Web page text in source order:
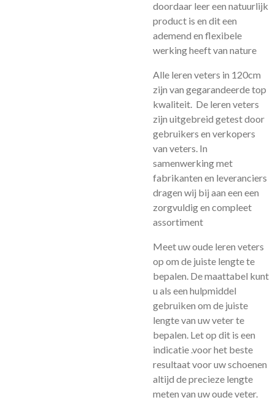
doordaar leer een natuurlijk
product is en dit een
ademend en flexibele
werking heeft van nature
Alle leren veters in 120cm
zijn van gegarandeerde top
kwaliteit. De leren veters
zijn uitgebreid getest door
gebruikers en verkopers
van veters. In
samenwerking met
fabrikanten en leveranciers
dragen wij bij aan een een
zorgvuldig en compleet
assortiment
Meet uw oude leren veters
op om de juiste lengte te
bepalen. De maattabel kunt
u als een hulpmiddel
gebruiken om de juiste
lengte van uw veter te
bepalen. Let op dit is een
indicatie .voor het beste
resultaat voor uw schoenen
altijd de precieze lengte
meten van uw oude veter.